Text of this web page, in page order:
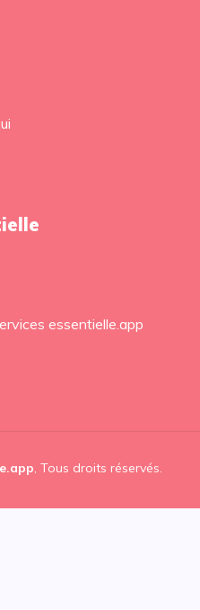
essentielle.app
, Tous droits réservés.